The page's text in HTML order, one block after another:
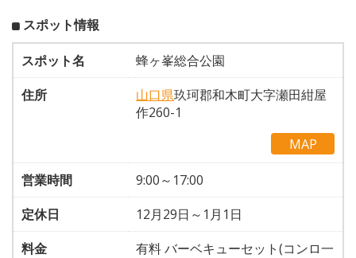
スポット情報
スポット名
蜂ヶ峯総合公園
住所
山口県玖珂郡和木町大字瀬田紺屋
作260-1
MAP
営業時間
9:00～17:00
定休日
12月29日～1月1日
料金
有料 バーベキューセット(コンロ一